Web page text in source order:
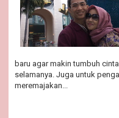
baru agar makin tumbuh
selamanya. Juga untuk
meremajakan...